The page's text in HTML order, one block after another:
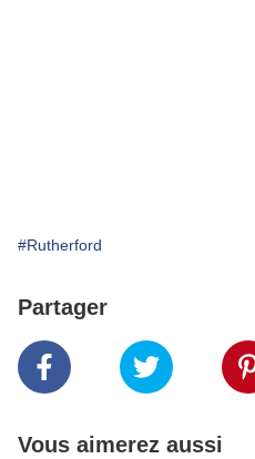
#Rutherford
Partager
Vous aimerez aussi